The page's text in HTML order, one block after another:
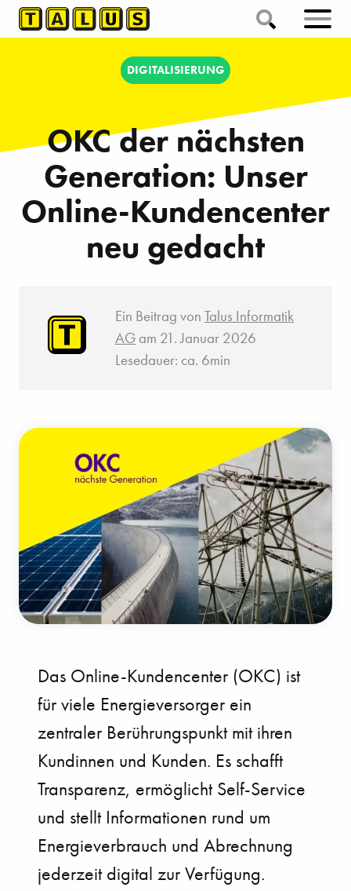
DIGITALISIERUNG
OKC der nächsten
Generation: Unser
Online-Kundencenter
neu gedacht
Ein Beitrag von Talus Informatik
AG am 21. Januar 2026
Lesedauer: ca. 6min
Das Online-Kundencenter (OKC) ist
für viele Energieversorger ein
zentraler Berührungspunkt mit ihren
Kundinnen und Kunden. Es schafft
Transparenz, ermöglicht Self-Service
und stellt Informationen rund um
Energieverbrauch und Abrechnung
jederzeit digital zur Verfügung.